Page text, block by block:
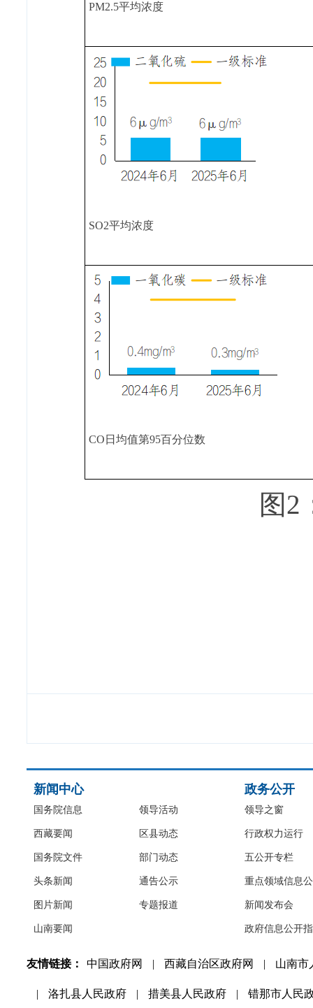
PM2.5平均浓度
SO2平均浓度
CO日均值第95百分位数
图2
新闻中心
国务院信息
西藏要闻
国务院文件
头条新闻
图片新闻
山南要闻
领导活动
区县动态
部门动态
通告公示
专题报道
政务公开
领导之窗
行政权力运行
五公开专栏
重点领域信息
新闻发布会
政府信息公开
友情链接： 中国政府网 | 西藏自治区政府网 | 山南市
| 洛扎县人民政府 | 措美县人民政府 | 错那市人民